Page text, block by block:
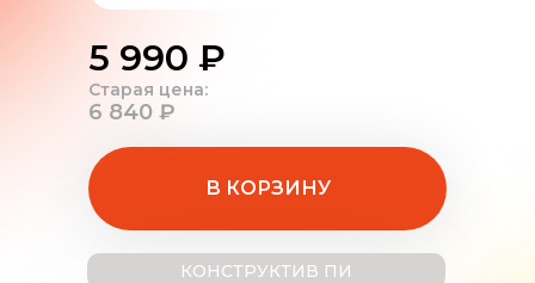
5 990 ₽
6 840 ₽
В КОРЗИНУ
КОНСТРУКТИВ ПИ
Старая цена: